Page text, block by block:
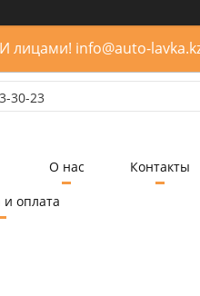
info@auto-
30-23
О нас
Контакты
и оплата